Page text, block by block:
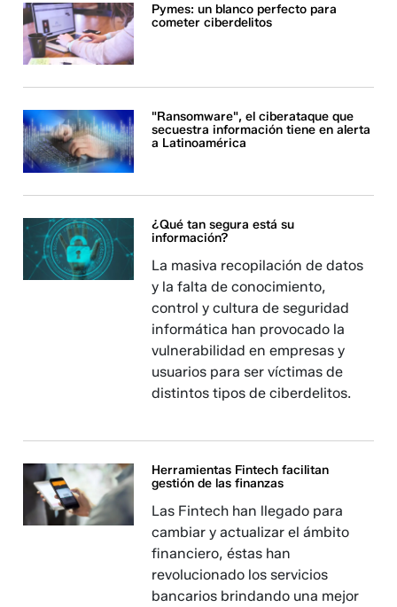
Pymes: un blanco perfecto para
cometer ciberdelitos
"Ransomware", el ciberataque que
secuestra información tiene en alerta
a Latinoamérica
¿Qué tan segura está su
información?
La masiva recopilación de datos
y la falta de conocimiento,
control y cultura de seguridad
informática han provocado la
vulnerabilidad en empresas y
usuarios para ser víctimas de
distintos tipos de ciberdelitos.
Herramientas Fintech facilitan
gestión de las finanzas
Las Fintech han llegado para
cambiar y actualizar el ámbito
financiero, éstas han
revolucionado los servicios
bancarios brindando una mejor